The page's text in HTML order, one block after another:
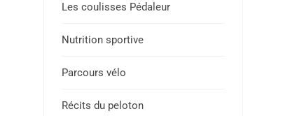
Les coulisses Pédaleur
Nutrition sportive
Parcours vélo
Récits du peloton